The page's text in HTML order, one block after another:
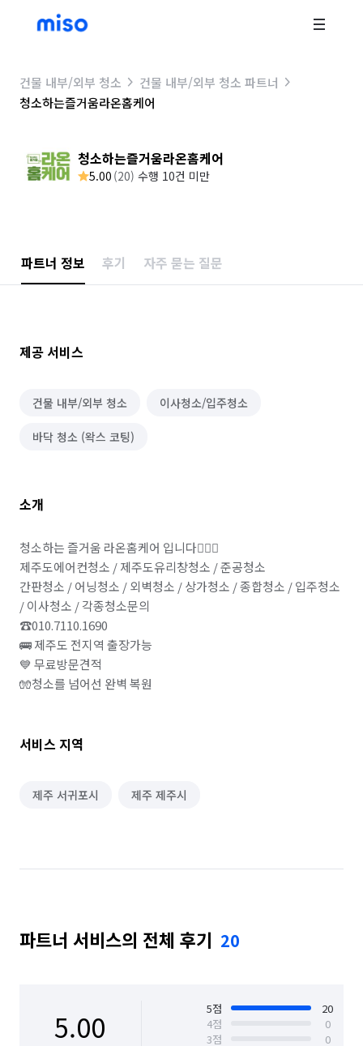
건물 내부/외부 청소
건물 내부/외부 청소 파트너
청소하는즐거움라온홈케어
청소하는즐거움라온홈케어
5.00 (20) 수행 10건 미만
파트너 정보 후기 자주 묻는 질문
제공 서비스
건물 내부/외부 청소 이사청소/입주청소
바닥 청소 (왁스 코팅)
소개
청소하는 즐거움 라온홈케어 입니다🙇🏻‍♂️
제주도에어컨청소 / 제주도유리창청소 / 준공청소
간판청소 / 어닝청소 / 외벽청소 / 상가청소 / 종합청소 / 입주청소
/ 이사청소 / 각종청소문의
☎️010.7110.1690
🚌 제주도 전지역 출장가능
💙 무료방문견적
🧤청소를 넘어선 완벽 복원
서비스 지역
제주 서귀포시 제주 제주시
파트너 서비스의 전체 후기 20
5.00 5점
20
4점
0
3점
0